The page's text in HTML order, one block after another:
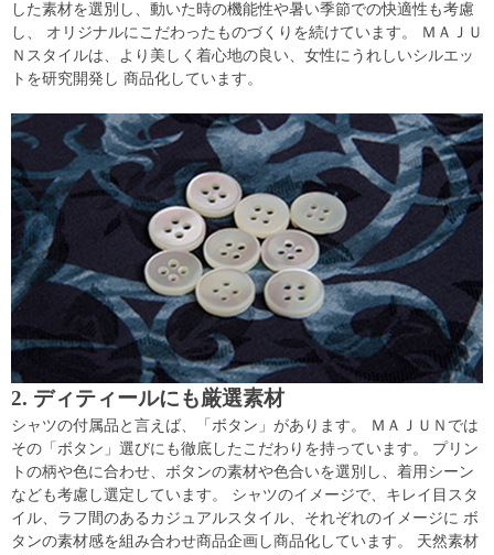
した素材を選別し、動いた時の機能性や暑い季節での快適性も考慮
し、 オリジナルにこだわったものづくりを続けています。 ＭＡＪＵ
Ｎスタイルは、より美しく着心地の良い、女性にうれしいシルエッ
トを研究開発し 商品化しています。
2. ディティールにも厳選素材
シャツの付属品と言えば、「ボタン」があります。 ＭＡＪＵＮでは
その「ボタン」選びにも徹底したこだわりを持っています。 プリン
トの柄や色に合わせ、ボタンの素材や色合いを選別し、着用シーン
なども考慮し選定しています。 シャツのイメージで、キレイ目スタ
イル、ラフ間のあるカジュアルスタイル、それぞれのイメージに ボ
タンの素材感を組み合わせ商品企画し商品化しています。 天然素材